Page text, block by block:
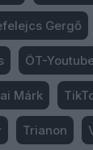
Gergő
ÖT-
Márk
Trianon